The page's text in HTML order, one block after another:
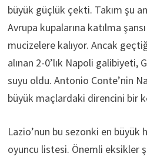
büyük güçlük çekti. Takım şu
Avrupa kupalarına katılma
mucizelere kalıyor. Ancak
alınan 2-0’lık Napoli galibiyeti,
suyu oldu. Antonio Conte’nin
büyük maçlardaki direncini bir
Lazio’nun bu sezonki en büyük
oyuncu listesi. Önemli eksikler